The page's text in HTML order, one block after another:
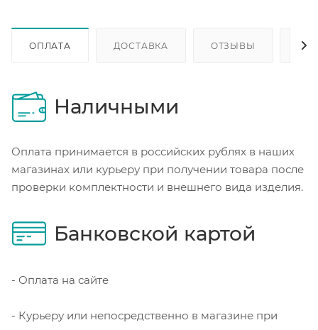
ОПЛАТА ДОСТАВКА ОТЗЫВЫ
Наличными
Оплата принимается в российских рублях в наших
магазинах или курьеру при получении товара после
проверки комплектности и внешнего вида изделия.
Банковской картой
- Оплата на сайте
- Курьеру или непосредственно в магазине при